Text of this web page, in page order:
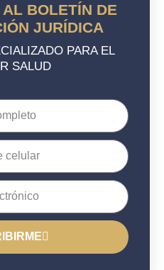
BOLETÍN DE
JURÍDICA
PARA EL
SALUD